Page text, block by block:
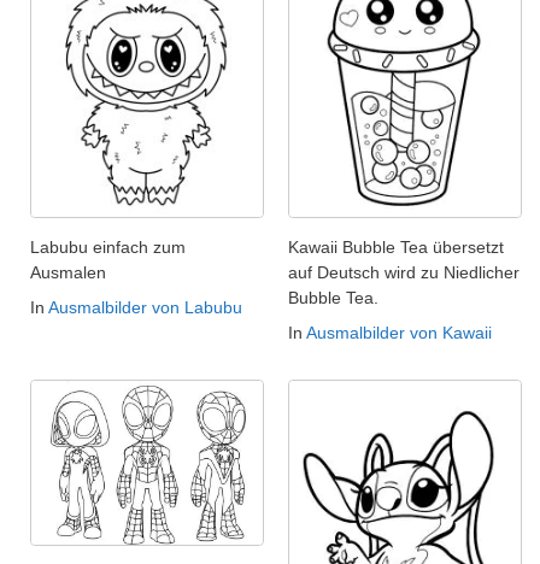
Labubu einfach zum
Ausmalen
In Ausmalbilder von Labubu
Kawaii Bubble Tea übersetzt
auf Deutsch wird zu Niedlicher
Bubble Tea.
In Ausmalbilder von Kawaii